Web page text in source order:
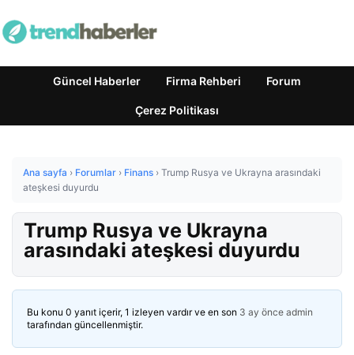
Güncel Haberler Firma Rehberi Forum
Çerez Politikası
Ana sayfa › Forumlar › Finans › Trump Rusya ve Ukrayna arasındaki
ateşkesi duyurdu
Trump Rusya ve Ukrayna
arasındaki ateşkesi duyurdu
Bu konu 0 yanıt içerir, 1 izleyen vardır ve en son 3 ay önce admin
tarafından güncellenmiştir.